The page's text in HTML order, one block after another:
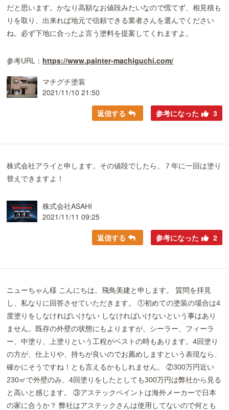
だと思います。かなり高額なお値段みたいなので慌てず、相見積も
りを取り、出来れば地元で信頼できる業者さんを選んでください
ね。必ず下地に合ったよ言う塗料を提案してくれますよ。
参考URL： https://www.painter-machiguchi.com/
マチグチ塗装
2021/11/10 21:50
返信する 参考になった 3
株式会社アライと申します。その値段でしたら、７年に一回は塗り
替えできますよ！
株式会社ASAHI
2021/11/11 09:25
返信する 参考になった 2
ニューちゃん様 こんにちは。飛鳥美建と申します。 質問を拝見
し、私なりに回答させていただきます。 ①初めての塗装の場合は4
度塗りをしなければいけない しなければいけないという事はあり
ません。既存の外壁の状態にもよりますが、シーラー、フィーラ
ー、中塗り、上塗りという工程がベストの時もあります。4回塗り
の方が、仕上りや、持ちが良いのでお薦めしますという表現なら、
確かにそうですね！とも言えるかもしれません。 ②300万円近い
230㎡で外壁のみ、4回塗りをしたとしても300万円は弊社から見る
と高いと感じます。 ③アステックペイントは海外メーカーで日本
の家に合うか？ 弊社はアステックさんは使用してないので何とも